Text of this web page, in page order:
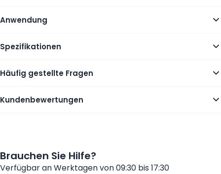
Anwendung
Spezifikationen
Häufig gestellte Fragen
Kundenbewertungen
Brauchen Sie Hilfe?
Verfügbar an Werktagen von 09:30 bis 17:30